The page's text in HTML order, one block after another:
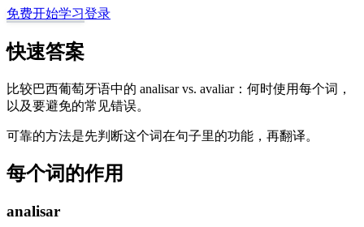
免费开始学习登录
快速答案
比较巴西葡萄牙语中的 analisar vs. avaliar：何时使用每个词，
以及要避免的常见错误。
可靠的方法是先判断这个词在句子里的功能，再翻译。
每个词的作用
analisar